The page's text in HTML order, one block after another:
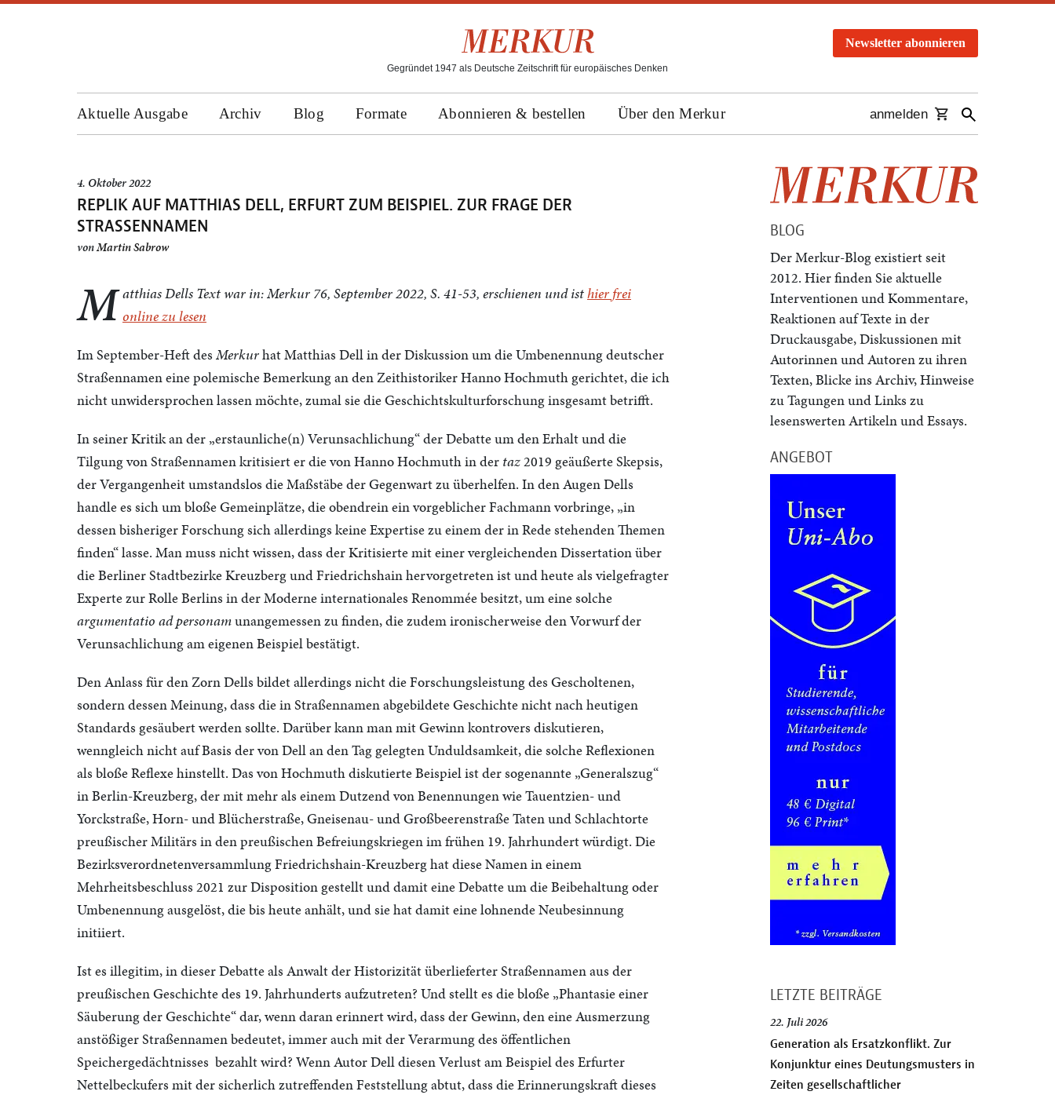
Gegründet 1947 als Deutsche Zeitschrift für europäisches Denken
Newsletter abonnieren
Aktuelle Ausgabe Archiv Blog Formate Abonnieren & bestellen Über den Merkur anmelden
4. Oktober 2022
REPLIK AUF MATTHIAS DELL, ERFURT ZUM BEISPIEL. ZUR FRAGE DER
STRASSENNAMEN
vonMartin Sabrow
M atthias Dells Text war in: Merkur 76, September 2022, S. 41-53, erschienen und isthier frei
online zu lesen
Im September-Heft des Merkurhat Matthias Dell in der Diskussion um die Umbenennung deutscher
Straßennamen eine polemische Bemerkung an den Zeithistoriker Hanno Hochmuth gerichtet, die ich
nicht unwidersprochen lassen möchte, zumal sie die Geschichtskulturforschung insgesamt betrifft.
In seiner Kritik an der „erstaunliche(n) Verunsachlichung“ der Debatte um den Erhalt und die
Tilgung von Straßennamen kritisiert er die von Hanno Hochmuth in der taz2019 geäußerte Skepsis,
der Vergangenheit umstandslos die Maßstäbe der Gegenwart zu überhelfen. In den Augen Dells
handle es sich um bloße Gemeinplätze, die obendrein ein vorgeblicher Fachmann vorbringe, „in
dessen bisheriger Forschung sich allerdings keine Expertise zu einem der in Rede stehenden Themen
finden“ lasse. Man muss nicht wissen, dass der Kritisierte mit einer vergleichenden Dissertation über
die Berliner Stadtbezirke Kreuzberg und Friedrichshain hervorgetreten ist und heute als vielgefragter
Experte zur Rolle Berlins in der Moderne internationales Renommée besitzt, um eine solche
argumentatio ad personamunangemessen zu finden, die zudem ironischerweise den Vorwurf der
Verunsachlichung am eigenen Beispiel bestätigt.
Den Anlass für den Zorn Dells bildet allerdings nicht die Forschungsleistung des Gescholtenen,
sondern dessen Meinung, dass die in Straßennamen abgebildete Geschichte nicht nach heutigen
Standards gesäubert werden sollte. Darüber kann man mit Gewinn kontrovers diskutieren,
wenngleich nicht auf Basis der von Dell an den Tag gelegten Unduldsamkeit, die solche Reflexionen
als bloße Reflexe hinstellt. Das von Hochmuth diskutierte Beispiel ist der sogenannte „Generalszug“
in Berlin-Kreuzberg, der mit mehr als einem Dutzend von Benennungen wie Tauentzien- und
Yorckstraße, Horn- und Blücherstraße, Gneisenau- und Großbeerenstraße Taten und Schlachtorte
preußischer Militärs in den preußischen Befreiungskriegen im frühen 19. Jahrhundert würdigt. Die
Bezirksverordnetenversammlung Friedrichshain-Kreuzberg hat diese Namen in einem
Mehrheitsbeschluss 2021 zur Disposition gestellt und damit eine Debatte um die Beibehaltung oder
Umbenennung ausgelöst, die bis heute anhält, und sie hat damit eine lohnende Neubesinnung
initiiert.
Ist es illegitim, in dieser Debatte als Anwalt der Historizität überlieferter Straßennamen aus der
preußischen Geschichte des 19. Jahrhunderts aufzutreten? Und stellt es die bloße „Phantasie einer
Säuberung der Geschichte“ dar, wenn daran erinnert wird, dass der Gewinn, den eine Ausmerzung
anstößiger Straßennamen bedeutet, immer auch mit der Verarmung des öffentlichen
Speichergedächtnisses bezahlt wird? Wenn Autor Dell diesen Verlust am Beispiel des Erfurter
Nettelbeckufers mit der sicherlich zutreffenden Feststellung abtut, dass die Erinnerungskraft dieses
BLOG
Der Merkur-Blog existiert seit
2012. Hier finden Sie aktuelle
Interventionen und Kommentare,
Reaktionen auf Texte in der
Druckausgabe, Diskussionen mit
Autorinnen und Autoren zu ihren
Texten, Blicke ins Archiv, Hinweise
zu Tagungen und Links zu
lesenswerten Artikeln und Essays.
ANGEBOT
LETZTE BEITRÄGE
22. Juli 2026
Generation als Ersatzkonflikt. Zur
Konjunktur eines Deutungsmusters in
Zeiten gesellschaftlicher